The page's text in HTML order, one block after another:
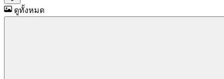
ดูทั้งหมด